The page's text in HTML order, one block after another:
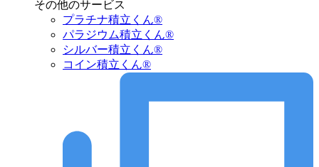
その他のサービス
プラチナ積立くん®︎
パラジウム積立くん®︎
シルバー積立くん®︎
コイン積立くん®︎